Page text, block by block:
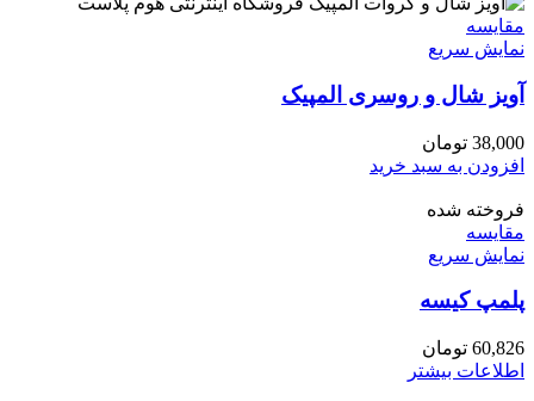
مقايسه
نمایش سریع
آویز شال و روسری المپیک
38,000 تومان
افزودن به سبد خرید
فروخته شده
مقايسه
نمایش سریع
پلمپ کیسه
60,826 تومان
اطلاعات بیشتر